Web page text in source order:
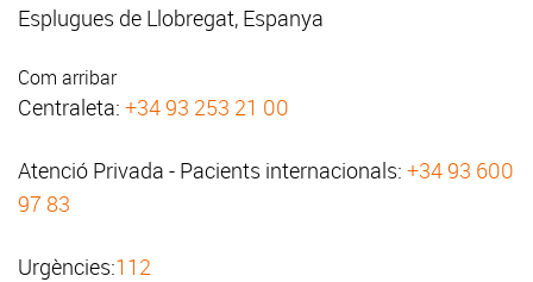
Esplugues de Llobregat, Espanya
Com arribar
Centraleta: +34 93 253 21 00
Atenció Privada - Pacients internacionals: +34 93 600
97 83
Urgències:112